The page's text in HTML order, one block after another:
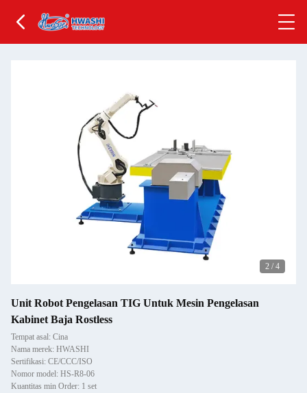
2 / 4
Unit Robot Pengelasan TIG Untuk Mesin Pengelasan
Kabinet Baja Rostless
Tempat asal: Cina
Nama merek: HWASHI
Sertifikasi: CE/CCC/ISO
Nomor model: HS-R8-06
Kuantitas min Order: 1 set